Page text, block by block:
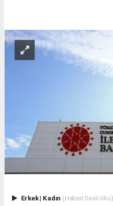
Erkek| Kadın (Haberi Sesli Oku)